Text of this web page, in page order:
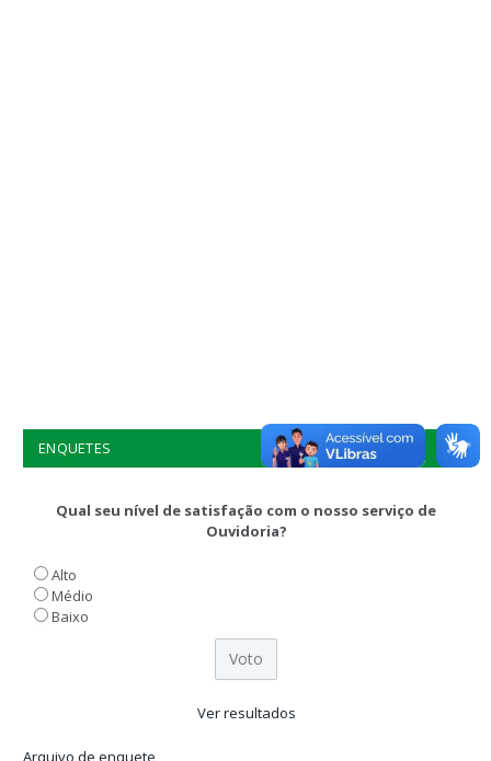
ENQUETES
Qual seu nível de satisfação com o nosso serviço de
Ouvidoria?
Alto
Médio
Baixo
Ver resultados
Arquivo de enquete